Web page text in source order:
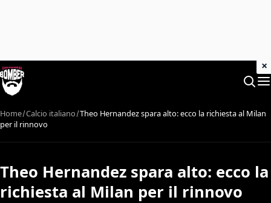
Home Calcio italiano Theo Hernandez spara alto: ecco la richiesta al Milan
per il rinnovo
Theo Hernandez spara alto: ecco la
richiesta al Milan per il rinnovo
×